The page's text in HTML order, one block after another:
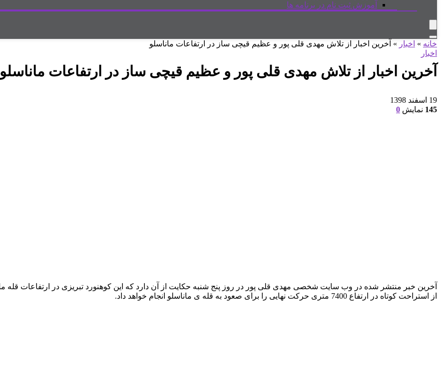
آموزش ثبت نام در برنامه ها
خانه » اخبار » آخرین اخبار از تلاش مهدی قلی پور و عظیم قیچی ساز در ارتفاعات ماناسلو
اخبار
آخرین اخبار از تلاش مهدی قلی پور و عظیم قیچی ساز در ارتفاعات ماناسلو
19 اسفند 1398
145 نمایش 0
از استراحت کوتاه در ارتفاع 7400 متری حرکت نهایی را برای صعود به قله ی ماناسلو انجام خواهد داد.